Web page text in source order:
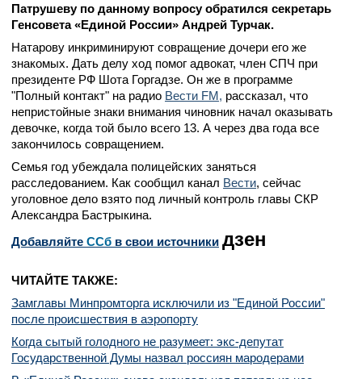
Патрушеву по данному вопросу обратился секретарь
Генсовета «Единой России» Андрей Турчак.
Натарову инкриминируют совращение дочери его же
знакомых. Дать делу ход помог адвокат, член СПЧ при
президенте РФ Шота Горгадзе. Он же в программе
"Полный контакт" на радио Вести FM, рассказал, что
непристойные знаки внимания чиновник начал оказывать
девочке, когда той было всего 13. А через два года все
закончилось совращением.
Семья год убеждала полицейских заняться
расследованием. Как сообщил канал Вести, сейчас
уголовное дело взято под личный контроль главы СКР
Александра Бастрыкина.
Добавляйте CСб в свои источники дзен
ЧИТАЙТЕ ТАКЖЕ:
Замглавы Минпромторга исключили из "Единой России"
после происшествия в аэропорту
Когда сытый голодного не разумеет: экс-депутат
Государственной Думы назвал россиян мародерами